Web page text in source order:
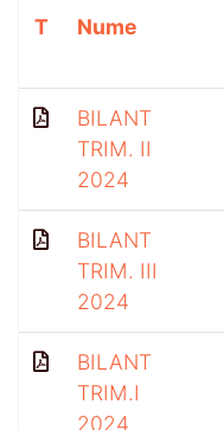
T Nume
BILANT
TRIM. II
2024
BILANT
TRIM. III
2024
BILANT
TRIM.I
2024